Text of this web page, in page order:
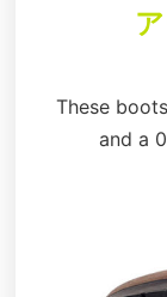
These
and a